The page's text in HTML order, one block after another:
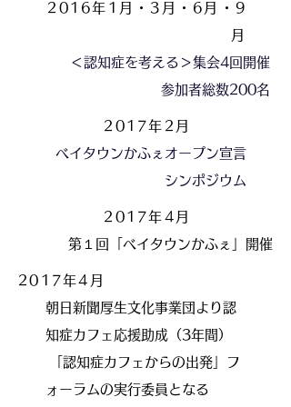
2016年1 月・3月・6月・9
月
＜認知症を考える＞集会4回開催
参加者総数200名
2017年2 月
ベイタウンかふぇオープン宣言
シンポジウム
2017年4 月
​第１回「ベイタウンかふぇ」開催
2017年4 月
朝日新聞厚生文化事業団より認
知症カフェ応援助成（3年間）
「認知症カフェからの出発」フ
ォーラムの実行委員となる